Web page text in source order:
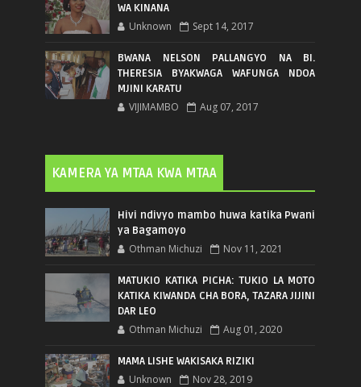
WA KINANA
Unknown Sept 14, 2017
BWANA NELSON PALLANGYO NA BI.
THERESIA BYAKWAGA WAFUNGA NDOA
MJINI KARATU
VIJIMAMBO Aug 07, 2017
KAMERA YA MTAA KWA MTAA
Hivi ndivyo mambo huwa katika Pwani
ya Bagamoyo
Othman Michuzi Nov 11, 2021
MATUKIO KATIKA PICHA: TUKIO LA MOTO
KATIKA KIWANDA CHA BORA, TAZARA JIJINI
DAR LEO
Othman Michuzi Aug 01, 2020
MAMA LISHE WAKISAKA RIZIKI
Unknown Nov 28, 2019